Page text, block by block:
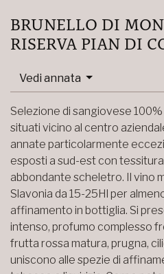
BRUNELLO DI
RISERVA PIAN DI
Vedi annata
Selezione di sangiovese
situati vicino al centro
annate particolarmente
esposti a sud-est con
abbondante scheletro. Il vino
Slavonia da 15-25Hl per
affinamento in bottiglia. Si
intenso, profumo complesso
frutta rossa matura, prugna,
uniscono alle spezie di